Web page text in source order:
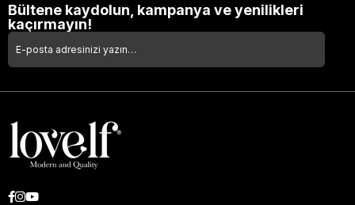
Bültene kaydolun, kampanya ve yenilikleri
kaçırmayın!